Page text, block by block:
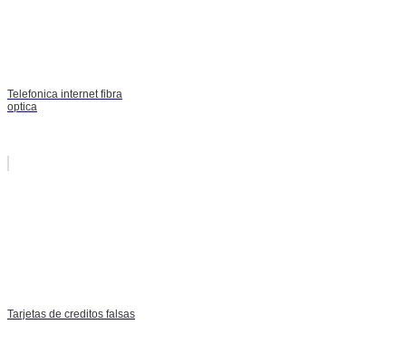
Telefonica internet fibra
optica
Tarjetas de creditos falsas